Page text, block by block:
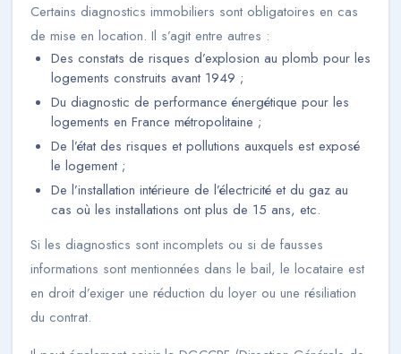
Certains diagnostics immobiliers sont obligatoires en cas
de mise en location. Il s’agit entre autres :
Des constats de risques d’explosion au plomb pour les
logements construits avant 1949 ;
Du diagnostic de performance énergétique pour les
logements en France métropolitaine ;
De l’état des risques et pollutions auxquels est exposé
le logement ;
De l’installation intérieure de l’électricité et du gaz au
cas où les installations ont plus de 15 ans, etc.
Si les diagnostics sont incomplets ou si de fausses
informations sont mentionnées dans le bail, le locataire est
en droit d’exiger une réduction du loyer ou une résiliation
du contrat.